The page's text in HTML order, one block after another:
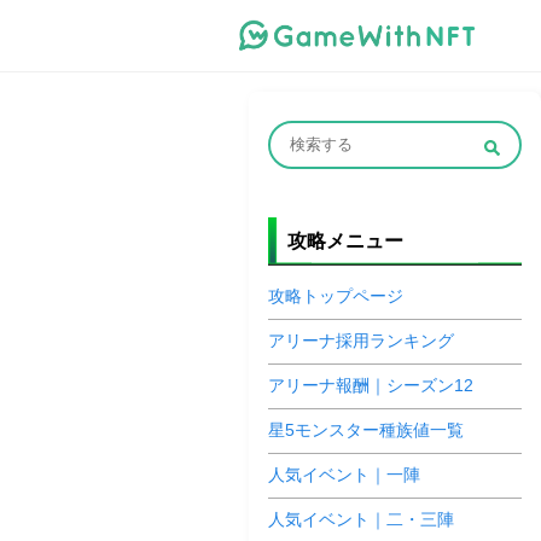
攻略メニュー
攻略トップページ
アリーナ採用ランキング
アリーナ報酬｜シーズン12
星5モンスター種族値一覧
人気イベント｜一陣
人気イベント｜二・三陣